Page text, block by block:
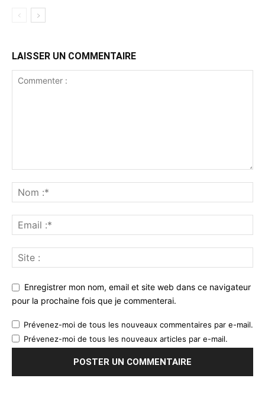
LAISSER UN COMMENTAIRE
Enregistrer mon nom, email et site web dans ce navigateur
pour la prochaine fois que je commenterai.
Prévenez-moi de tous les nouveaux commentaires par e-mail.
Prévenez-moi de tous les nouveaux articles par e-mail.